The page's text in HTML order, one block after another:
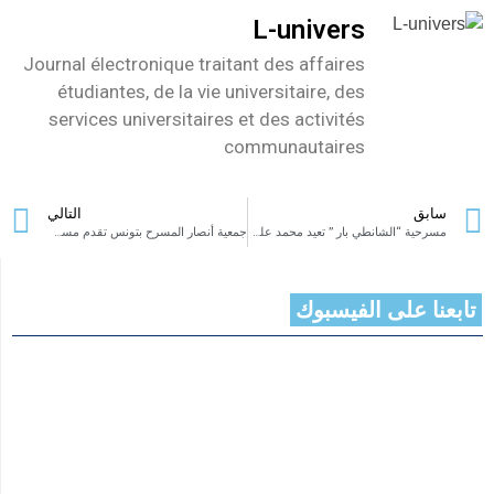
L-univers
Journal électronique traitant des affaires
étudiantes, de la vie universitaire, des
services universitaires et des activités
communautaires
سابق
مسرحية “الشانطي بار ” تعيد محمد علي دمق ونبيلة قويدر إلى المسرح.
التالي
جمعية أنصار المسرح بتونس تقدم مسرحية ” خرطر ” في إطار أيام الزين موقو للمسرح
تابعنا على الفيسبوك